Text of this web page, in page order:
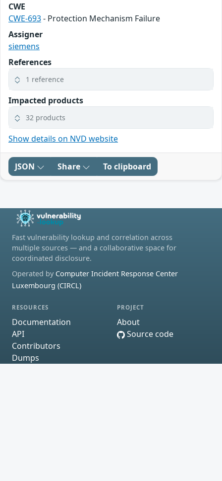
CWE
CWE-693- Protection Mechanism Failure
Assigner
siemens
References
1 reference
Impacted products
32 products
Show details on NVD website
JSON Share To clipboard
Fast vulnerability lookup and correlation across
multiple sources — and a collaborative space for
coordinated disclosure.
Operated by Computer Incident Response Center
Luxembourg (CIRCL)
RESOURCES
Documentation
API
Contributors
Dumps
PROJECT
About
Source code